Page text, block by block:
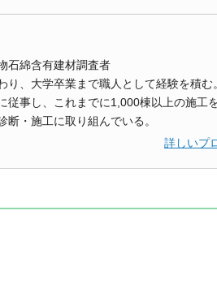
石綿含有建材調査者
り、大学卒業まで職人として経験を積む
従事し、これまでに1,000棟以上の施工
断・施工に取り組んでいる。
詳しいプ